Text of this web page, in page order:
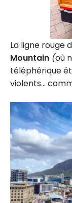
La ligne rouge
Mountain (où
téléphérique
violents…